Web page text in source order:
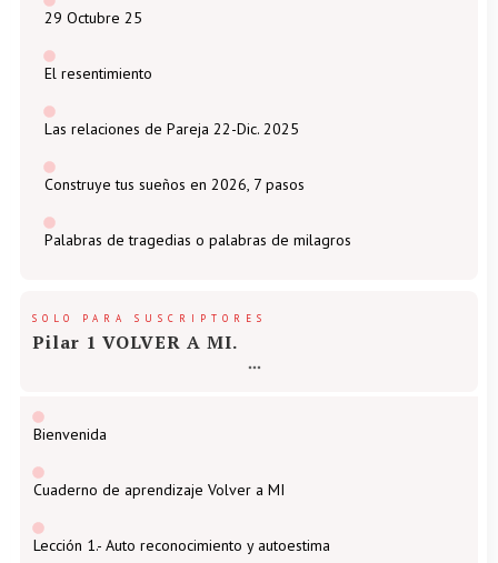
29 Octubre 25
El resentimiento
Las relaciones de Pareja 22-Dic. 2025
Construye tus sueños en 2026, 7 pasos
Palabras de tragedias o palabras de milagros
SOLO PARA SUSCRIPTORES
Pilar 1 VOLVER A MI.
Bienvenida
Cuaderno de aprendizaje Volver a MI
Lección 1.- Auto reconocimiento y autoestima